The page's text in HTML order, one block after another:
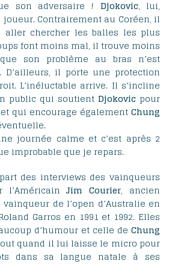
son adversaire ! Djokovic, lui,
Contrairement au Coréen, il
chercher les balles les plus
font moins mal, il trouve moins
son problème au bras n’est
il porte une protection
L’inéluctable arrive. Il s’incline
public qui soutient Djokovic pour
qui encourage également Chung
journée calme et c’est après 2
improbable que je repars.
des interviews des vainqueurs
l’AméricainJim Courier, ancien
de l’open d’Australie en
Garros en 1991 et 1992. Elles
d’humour et celle de Chung
quand il lui laisse le micro pour
dans sa langue natale à ses